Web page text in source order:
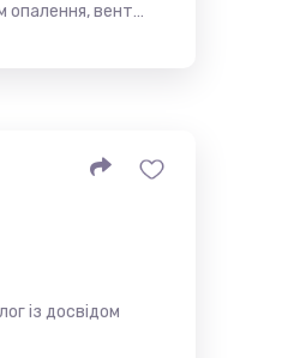
опалення, вент…
із досвідом